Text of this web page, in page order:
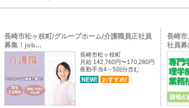
長崎市松ヶ枝町/グループホーム/介護職員正社員
募集！job...
長崎市松ヶ枝町
月給 142,760円〜170,280円
夜勤手当4～5回分含む
NEW!
おすすめ!
長崎市
社員募